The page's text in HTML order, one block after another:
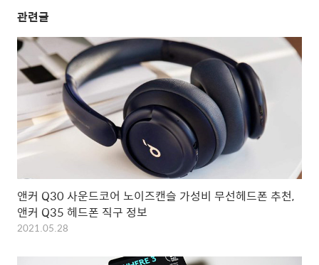
관련글
앤커 Q30 사운드코어 노이즈캔슬 가성비 무선헤드폰 추천,
앤커 Q35 헤드폰 직구 정보
2021.05.28